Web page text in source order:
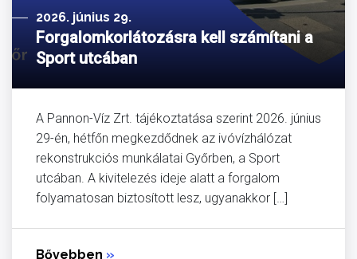
2026. június 29.
Forgalomkorlátozásra kell számítani a
Sport utcában
A Pannon-Víz Zrt. tájékoztatása szerint 2026. június
29-én, hétfőn megkezdődnek az ivóvízhálózat
rekonstrukciós munkálatai Győrben, a Sport
utcában. A kivitelezés ideje alatt a forgalom
folyamatosan biztosított lesz, ugyanakkor […]
Bővebben »